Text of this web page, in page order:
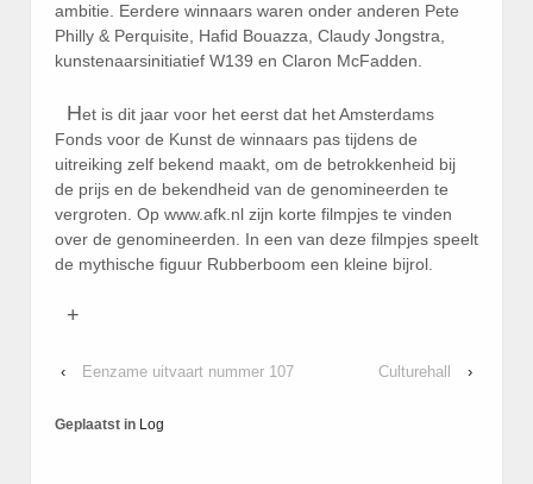
ambitie. Eerdere winnaars waren onder anderen Pete
Philly & Perquisite, Hafid Bouazza, Claudy Jongstra,
kunstenaarsinitiatief W139 en Claron McFadden.
Het is dit jaar voor het eerst dat het Amsterdams
Fonds voor de Kunst de winnaars pas tijdens de
uitreiking zelf bekend maakt, om de betrokkenheid bij
de prijs en de bekendheid van de genomineerden te
vergroten. Op www.afk.nl zijn korte filmpjes te vinden
over de genomineerden. In een van deze filmpjes speelt
de mythische figuur Rubberboom een kleine bijrol.
+
‹ Eenzame uitvaart nummer 107 Culturehall ›
Geplaatst in Log